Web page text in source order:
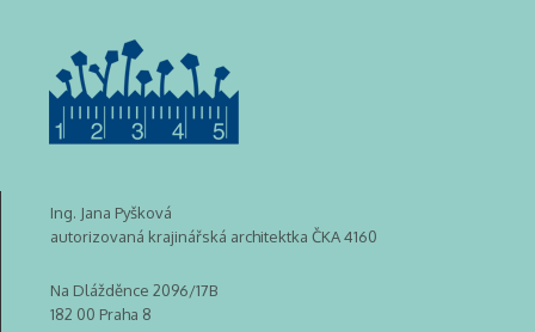
Ing. Jana Pyšková
autorizovaná krajinářská architektka ČKA 4160
Na Dlážděnce 2096/17B
182 00 Praha 8